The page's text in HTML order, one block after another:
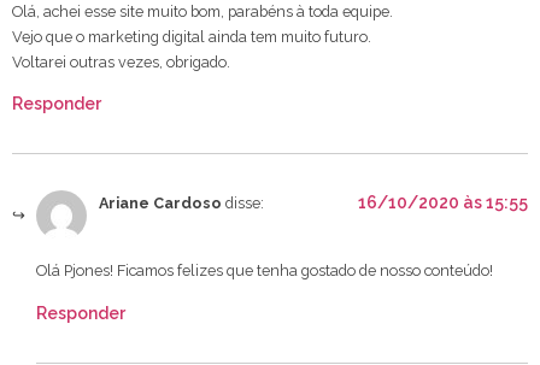
Olá, achei esse site muito bom, parabéns à toda equipe.
Vejo que o marketing digital ainda tem muito futuro.
Voltarei outras vezes, obrigado.
Responder
Ariane Cardoso disse: 16/10/2020 às 15:55
Olá Pjones! Ficamos felizes que tenha gostado de nosso conteúdo!
Responder